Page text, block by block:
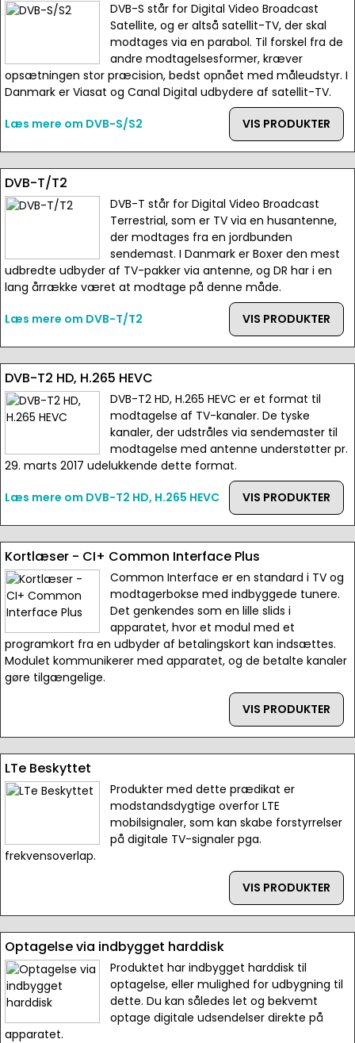
DVB-S står for Digital Video Broadcast
Satellite, og er altså satellit-TV, der skal
modtages via en parabol. Til forskel fra de
andre modtagelsesformer, kræver
opsætningen stor præcision, bedst opnået med måleudstyr. I
Danmark er Viasat og Canal Digital udbydere af satellit-TV.
Læs mere om DVB-S/S2
VIS PRODUKTER
DVB-T/T2
DVB-T står for Digital Video Broadcast
Terrestrial, som er TV via en husantenne,
der modtages fra en jordbunden
sendemast. I Danmark er Boxer den mest
udbredte udbyder af TV-pakker via antenne, og DR har i en
lang årrække været at modtage på denne måde.
Læs mere om DVB-T/T2
VIS PRODUKTER
DVB-T2 HD, H.265 HEVC
DVB-T2 HD, H.265 HEVC er et format til
modtagelse af TV-kanaler. De tyske
kanaler, der udstråles via sendemaster til
modtagelse med antenne understøtter pr.
29. marts 2017 udelukkende dette format.
Læs mere om DVB-T2 HD, H.265 HEVC
VIS PRODUKTER
Kortlæser - CI+ Common Interface Plus
Common Interface er en standard i TV og
modtagerbokse med indbyggede tunere.
Det genkendes som en lille slids i
apparatet, hvor et modul med et
programkort fra en udbyder af betalingskort kan indsættes.
Modulet kommunikerer med apparatet, og de betalte kanaler
gøre tilgængelige.
VIS PRODUKTER
LTe Beskyttet
Produkter med dette prædikat er
modstandsdygtige overfor LTE
mobilsignaler, som kan skabe forstyrrelser
på digitale TV-signaler pga.
frekvensoverlap.
VIS PRODUKTER
Optagelse via indbygget harddisk
Produktet har indbygget harddisk til
optagelse, eller mulighed for udbygning til
dette. Du kan således let og bekvemt
optage digitale udsendelser direkte på
apparatet.